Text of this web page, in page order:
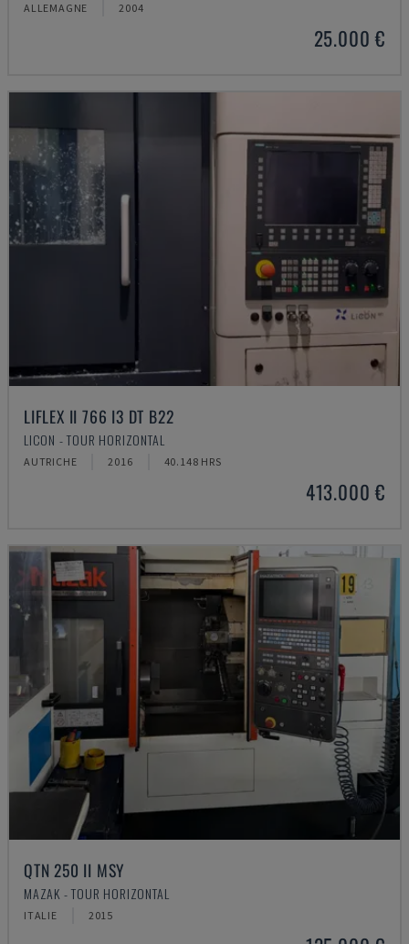
ALLEMAGNE 2004
25.000 €
LIFLEX II 766 I3 DT B22
LICON - TOUR HORIZONTAL
AUTRICHE 2016 40.148 HRS
413.000 €
QTN 250 II MSY
MAZAK - TOUR HORIZONTAL
ITALIE 2015